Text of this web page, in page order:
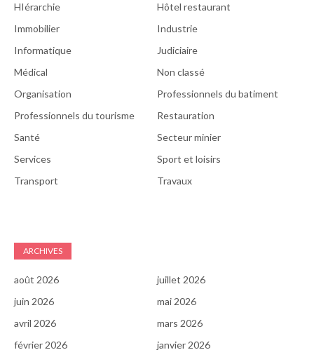
HIérarchie
Hôtel restaurant
Immobilier
Industrie
Informatique
Judiciaire
Médical
Non classé
Organisation
Professionnels du batiment
Professionnels du tourisme
Restauration
Santé
Secteur minier
Services
Sport et loisirs
Transport
Travaux
ARCHIVES
août 2026
juillet 2026
juin 2026
mai 2026
avril 2026
mars 2026
février 2026
janvier 2026